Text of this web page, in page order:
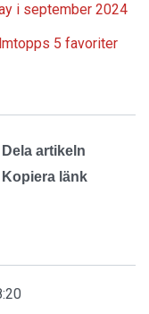
i september 2024
5 favoriter
Dela artikeln
Kopiera länk